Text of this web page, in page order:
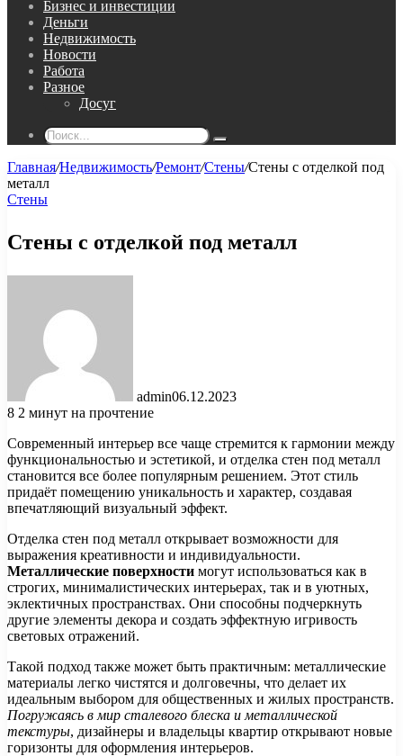
Бизнес и инвестиции
Деньги
Недвижимость
Новости
Работа
Разное
Досуг
Поиск...
Главная/Недвижимость/Ремонт/Стены/Стены с отделкой под
металл
Стены
Стены с отделкой под металл
admin06.12.2023
8 2 минут на прочтение
Современный интерьер все чаще стремится к гармонии между
функциональностью и эстетикой, и отделка стен под металл
становится все более популярным решением. Этот стиль
придаёт помещению уникальность и характер, создавая
впечатляющий визуальный эффект.
Отделка стен под металл открывает возможности для
выражения креативности и индивидуальности.
Металлические поверхности могут использоваться как в
строгих, минималистических интерьерах, так и в уютных,
эклектичных пространствах. Они способны подчеркнуть
другие элементы декора и создать эффектную игривость
световых отражений.
Такой подход также может быть практичным: металлические
материалы легко чистятся и долговечны, что делает их
идеальным выбором для общественных и жилых пространств.
Погружаясь в мир сталевого блеска и металлической
текстуры, дизайнеры и владельцы квартир открывают новые
горизонты для оформления интерьеров.